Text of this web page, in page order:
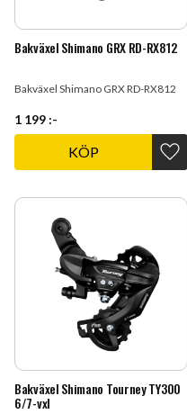
Bakväxel Shimano GRX RD-RX812
Bakväxel Shimano GRX RD-RX812
1 199 :-
KÖP
Bakväxel Shimano Tourney TY300
6/7-vxl